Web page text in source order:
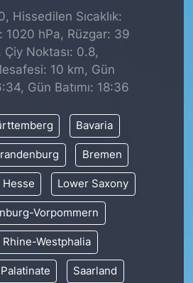
Hissedilen Sıcaklık:
1020 hPa, Rüzgar: 39
Çiy Noktası: 0.8,
10 km, Gün
Gün Batımı: 18:36
Bavaria
Bremen
Hesse Lower Saxony
Vorpommern
Rhine-Westphalia
Saarland